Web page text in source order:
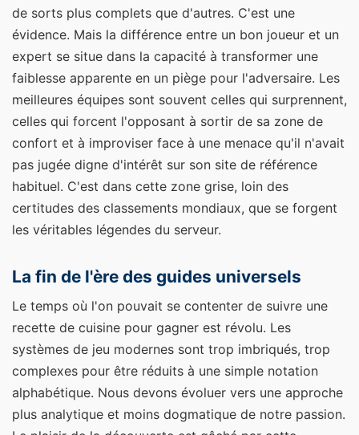
de sorts plus complets que d'autres. C'est une
évidence. Mais la différence entre un bon joueur et un
expert se situe dans la capacité à transformer une
faiblesse apparente en un piège pour l'adversaire. Les
meilleures équipes sont souvent celles qui surprennent,
celles qui forcent l'opposant à sortir de sa zone de
confort et à improviser face à une menace qu'il n'avait
pas jugée digne d'intérêt sur son site de référence
habituel. C'est dans cette zone grise, loin des
certitudes des classements mondiaux, que se forgent
les véritables légendes du serveur.
La fin de l'ère des guides universels
Le temps où l'on pouvait se contenter de suivre une
recette de cuisine pour gagner est révolu. Les
systèmes de jeu modernes sont trop imbriqués, trop
complexes pour être réduits à une simple notation
alphabétique. Nous devons évoluer vers une approche
plus analytique et moins dogmatique de notre passion.